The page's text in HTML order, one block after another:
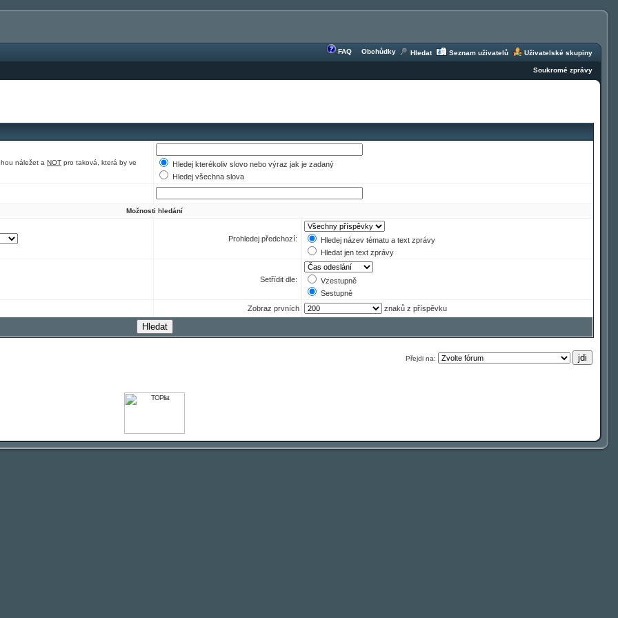
FAQ Obchůdky Hledat Seznam uživatelů Uživatelské skupiny
Soukromé zprávy
náležet a NOT pro taková, která by ve
Hledej kterékoliv slovo nebo výraz jak je zadaný
Hledej všechna slova
Možnosti hledání
Prohledej předchozí:
Hledej název tématu a text zprávy
Hledat jen text zprávy
Setřídit dle:
Vzestupně
Sestupně
Zobraz prvních znaků z příspěvku
Přejdi na: